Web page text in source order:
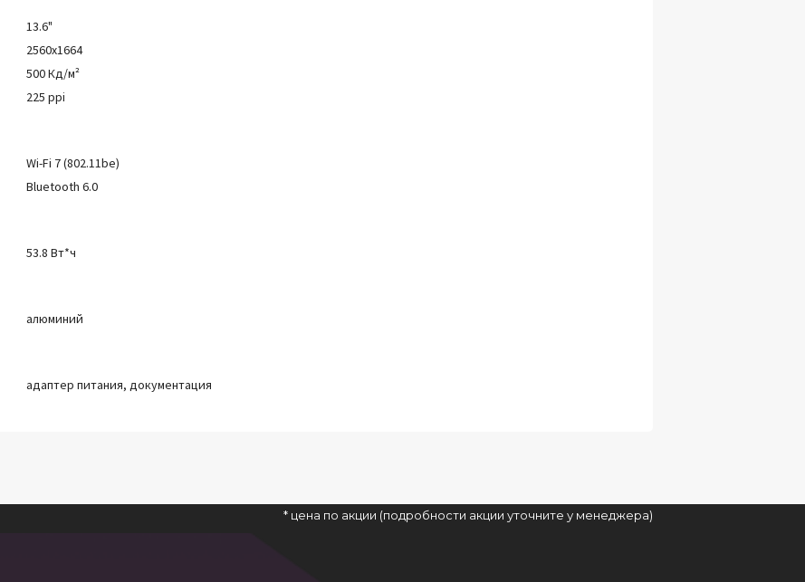
13.6"
2560x1664
500 Кд/м²
225 ppi
Wi-Fi 7 (802.11be)
Bluetooth 6.0
53.8 Вт*ч
алюминий
адаптер питания, документация
* цена по акции (подробности акции уточните у менеджера)